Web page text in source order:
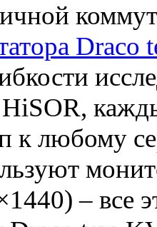
Draco
HiSOR,
к любому
– все